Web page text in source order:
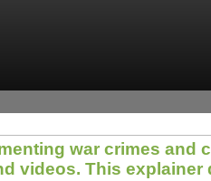
war crimes and
videos. This explainer